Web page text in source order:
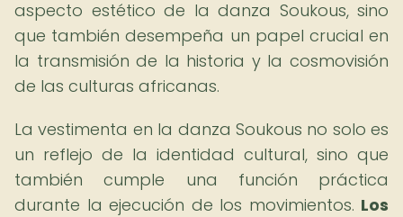
aspecto estético de la danza Soukous, sino
que también desempeña un papel crucial en
la transmisión de la historia y la cosmovisión
de las culturas africanas.
La vestimenta en la danza Soukous no solo es
un reflejo de la identidad cultural, sino que
también cumple una función práctica
durante la ejecución de los movimientos. Los